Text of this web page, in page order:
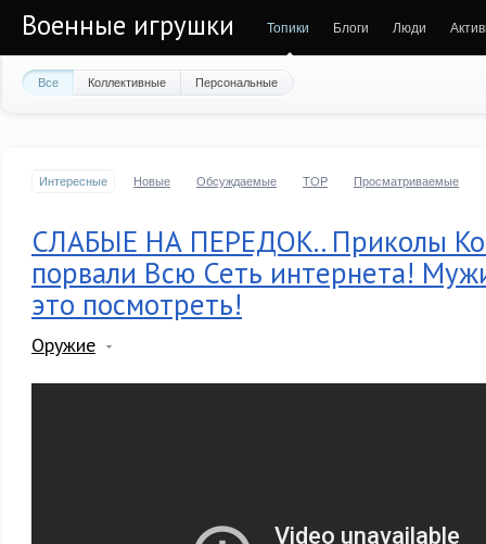
Военные игрушки Топики Блоги Люди
Все Коллективные Персональные
Интересные Новые Обсуждаемые TOP Просматриваемые
СЛАБЫЕ НА ПЕРЕДОК.. Приколы
порвали Всю Сеть интернета!
это посмотреть!
Оружие